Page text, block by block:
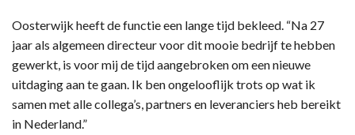
Oosterwijk heeft de functie een lange tijd bekleed. “Na 27
jaar als algemeen directeur voor dit mooie bedrijf te hebben
gewerkt, is voor mij de tijd aangebroken om een nieuwe
uitdaging aan te gaan. Ik ben ongelooflijk trots op wat ik
samen met alle collega’s, partners en leveranciers heb bereikt
in Nederland.”